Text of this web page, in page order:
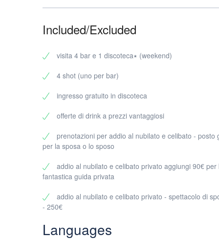
3 bar (selezionati in base all’atmosfera, al
Formato di gruppo privato – solo il tuo gruppo, nessun
Prezzo e dimensione minima del gruppo
Chiaro e semplice:
Minimo 10 partecipanti (solo tour privati)
Ideale per:
Compleanni
Gruppi di amici
Serate aziendali
Perché le serate di gruppo possono diventare
“un ultimo drink”. Noi organizziamo tutto in modo che
I motivi principali per cui i gruppi amano questo formato:
Included/Excluded
visita 4 bar e 1 discoteca٭ (weekend)
4 shot (uno per bar)
ingresso gratuito in discoteca
offerte di drink a prezzi vantaggiosi
prenotazioni per addio al nubilato e celibato - posto
per la sposa o lo sposo
addio al nubilato e celibato privato aggiungi 90€ per
fantastica guida privata
addio al nubilato e celibato privato - spettacolo di
- 250€
Languages